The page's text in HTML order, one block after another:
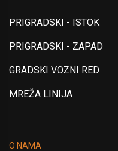
PRIGRADSKI - ISTOK
PRIGRADSKI - ZAPAD
GRADSKI VOZNI RED
MREŽA LINIJA
O NAMA